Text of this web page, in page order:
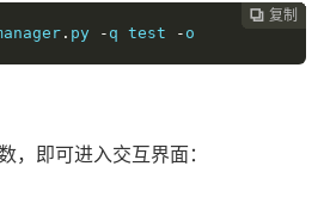
 复制
 复制
 复制
 复制
 复制
 复制
. py - q test - o
，即可进入交互界面：